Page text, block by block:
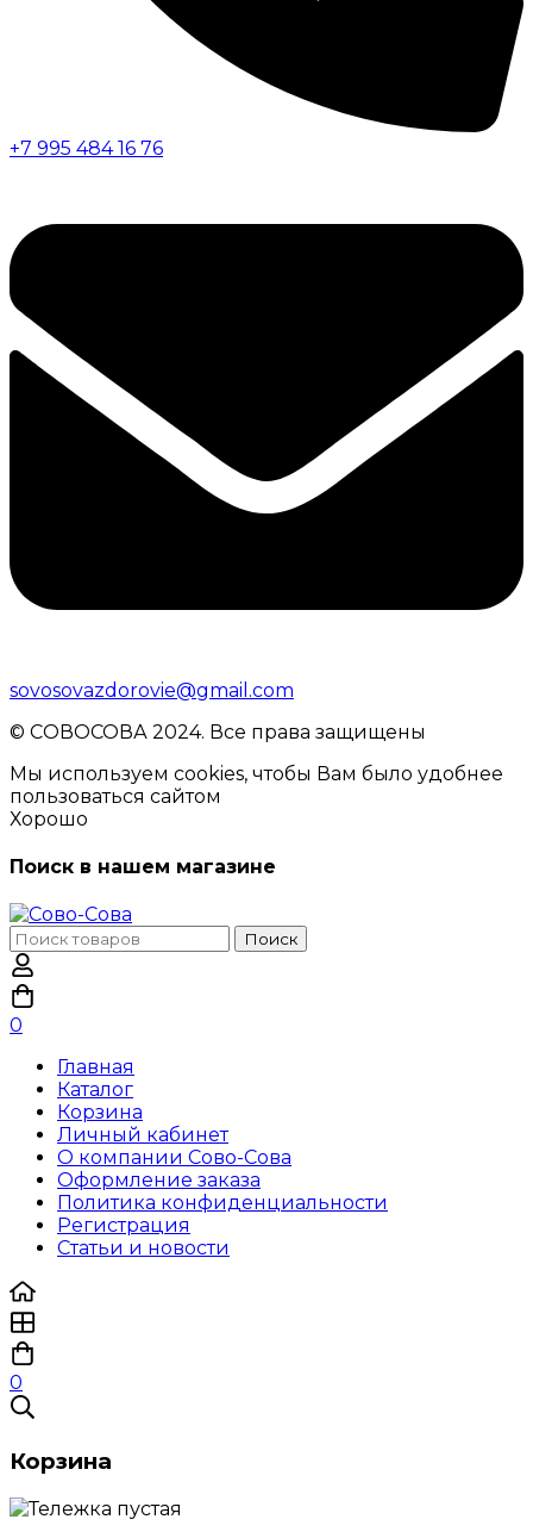
+7 995 484 16 76
sovosovazdorovie@gmail.com
© CОВОСОВА 2024. Все права защищены
Мы используем cookies, чтобы Вам было удобнее
пользоваться сайтом
Хорошо
Поиск в нашем магазине
Поиск
по:
Поиск
0
Главная
Каталог
Корзина
Личный кабинет
О компании Сово-Сова
Оформление заказа
Политика конфиденциальности
Регистрация
Статьи и новости
0
Корзина